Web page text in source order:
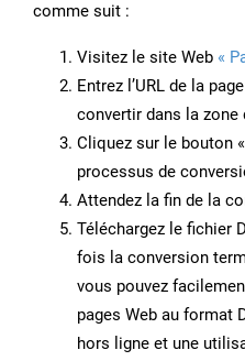
comme suit :
Visitez le site Web «
Entrez l’URL de la
convertir dans la zone
Cliquez sur le bouton
processus de
Attendez la fin de la
Téléchargez le fichier
fois la conversion
vous pouvez
pages Web au format
hors ligne et une